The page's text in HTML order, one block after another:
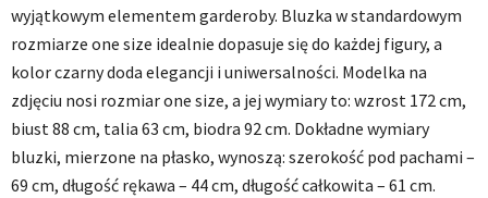
wyjątkowym elementem garderoby. Bluzka w standardowym
rozmiarze one size idealnie dopasuje się do każdej figury, a
kolor czarny doda elegancji i uniwersalności. Modelka na
zdjęciu nosi rozmiar one size, a jej wymiary to: wzrost 172 cm,
biust 88 cm, talia 63 cm, biodra 92 cm. Dokładne wymiary
bluzki, mierzone na płasko, wynoszą: szerokość pod pachami –
69 cm, długość rękawa – 44 cm, długość całkowita – 61 cm.